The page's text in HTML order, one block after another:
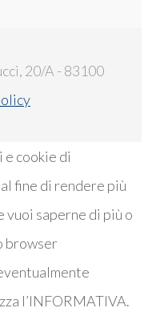
20/A - 83100
cookie di
fine di rendere più
vuoi saperne di più o
browser
l’INFORMATIVA.